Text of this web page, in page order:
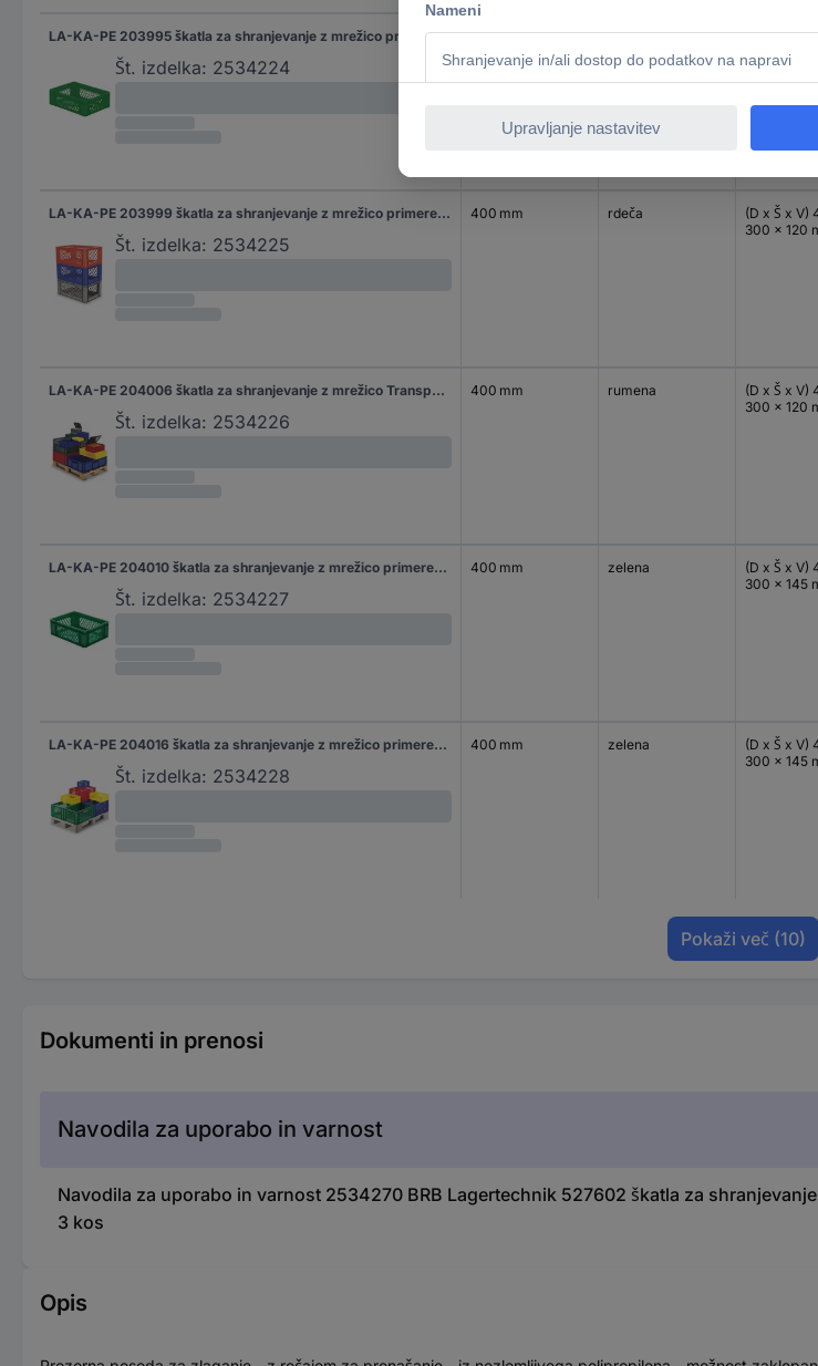
LA-KA-PE 203995 škatla za shranjevanje z mrežico primeren za prehrano (D x Š x V) 400 x 300 x 120 mm zelena 4 kos
Št. izdelka: 2534224
400 mm zelena
(D x Š x V)
300 x 120
LA-KA-PE 203999 škatla za shranjevanje z mrežico primeren za prehrano (D x Š x V) 400 x 300 x 120 mm rdeča 4 kos
Št. izdelka: 2534225
400 mm rdeča
(D x Š x V)
300 x 120
LA-KA-PE 204006 škatla za shranjevanje z mrežico Transport-Stapelkasten TK 400/120-0, gelb aus Polypropylen (VPE 4 Stück) primeren za prehrano (D x Š x V) 400 x 300 x 120 mm rumena 4 kos
Št. izdelka: 2534226
400 mm rumena
(D x Š x V)
300 x 120
LA-KA-PE 204010 škatla za shranjevanje z mrežico primeren za prehrano (D x Š x V) 400 x 300 x 145 mm zelena 4 kos
Št. izdelka: 2534227
400 mm zelena
(D x Š x V)
300 x 145
LA-KA-PE 204016 škatla za shranjevanje z mrežico primeren za prehrano (D x Š x V) 400 x 300 x 145 mm zelena 4 kos
Št. izdelka: 2534228
400 mm zelena
(D x Š x V)
300 x 145
Pokaži več (10)
Dokumenti in prenosi
Navodila za uporabo in varnost
Navodila za uporabo in varnost 2534270 BRB Lagertechnik 527602 škatla za
3 kos
Opis